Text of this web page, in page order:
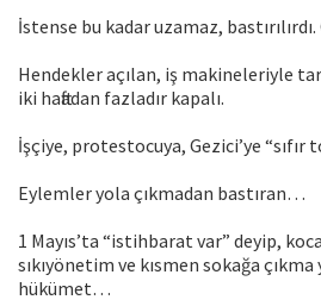
İstense bu kadar uzamaz, bastırılırdı.
Hendekler açılan, iş makineleriyle
iki haftadan fazladır kapalı.
İşçiye, protestocuya, Gezici’ye
Eylemler yola çıkmadan bastıran…
1 Mayıs’ta “istihbarat var” deyip,
sıkıyönetim ve kısmen sokağa çıkma
hükümet…